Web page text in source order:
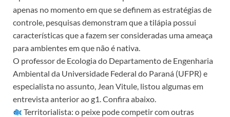
apenas no momento em que se definem as estratégias de
controle, pesquisas demonstram que a tilápia possui
características que a fazem ser consideradas uma ameaça
para ambientes em que não é nativa.
O professor de Ecologia do Departamento de Engenharia
Ambiental da Universidade Federal do Paraná (UFPR) e
especialista no assunto, Jean Vitule, listou algumas em
entrevista anterior ao g1. Confira abaixo.
Territorialista: o peixe pode competir com outras